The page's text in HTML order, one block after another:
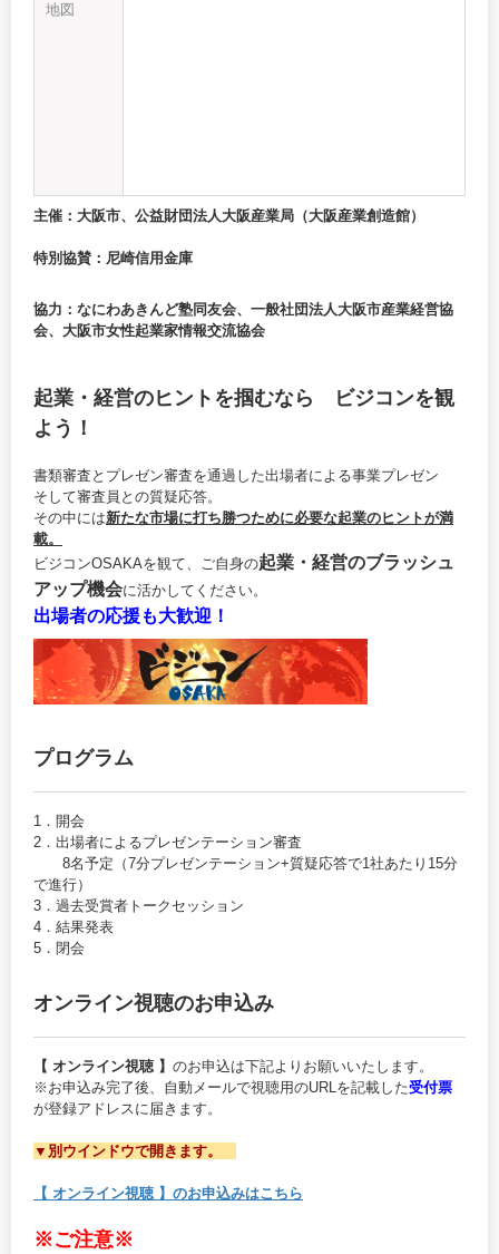
地図
主催：大阪市、公益財団法人大阪産業局（大阪産業創造館）
特別協賛：尼崎信用金庫
協力：なにわあきんど塾同友会、一般社団法人大阪市産業経営協
会、大阪市女性起業家情報交流協会
起業・経営のヒントを掴むなら ビジコンを観
よう！
書類審査とプレゼン審査を通過した出場者による事業プレゼン
そして審査員との質疑応答。
その中には新たな市場に打ち勝つために必要な起業のヒントが満
載。
ビジコンOSAKAを観て、ご自身の起業・経営のブラッシュ
アップ機会に活かしてください。
出場者の応援も大歓迎！
プログラム
1．開会
2．出場者によるプレゼンテーション審査
8名予定（7分プレゼンテーション+質疑応答で1社あたり15分
で進行）
3．過去受賞者トークセッション
4．結果発表
5．閉会
オンライン視聴のお申込み
【 オンライン視聴 】 のお申込は下記よりお願いいたします。
※お申込み完了後、自動メールで視聴用のURLを記載した受付票
が登録アドレスに届きます。
▼別ウインドウで開きます。
【 オンライン視聴 】のお申込みはこちら
※ご注意※